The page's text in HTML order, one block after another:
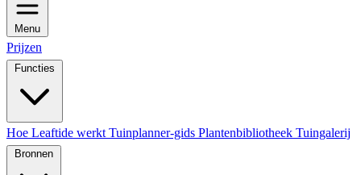
Menu
Prijzen
Functies
Hoe Leaftide werkt Tuinplanner-gids Plantenbibliotheek Tuingalerij
Bronnen